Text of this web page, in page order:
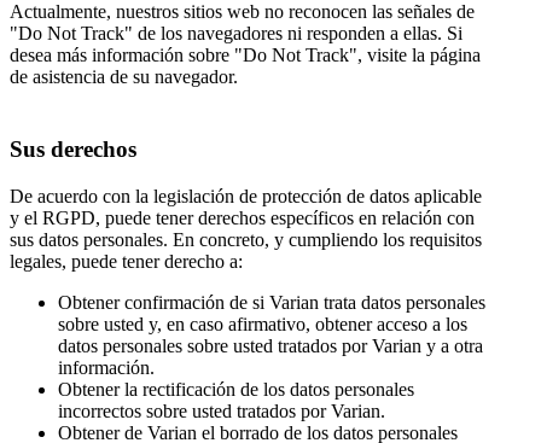
Actualmente, nuestros sitios web no reconocen las señales de
"Do Not Track" de los navegadores ni responden a ellas. Si
desea más información sobre "Do Not Track", visite la página
de asistencia de su navegador.
Sus derechos
De acuerdo con la legislación de protección de datos aplicable
y el RGPD, puede tener derechos específicos en relación con
sus datos personales. En concreto, y cumpliendo los requisitos
legales, puede tener derecho a:
Obtener confirmación de si Varian trata datos personales
sobre usted y, en caso afirmativo, obtener acceso a los
datos personales sobre usted tratados por Varian y a otra
información.
Obtener la rectificación de los datos personales
incorrectos sobre usted tratados por Varian.
Obtener de Varian el borrado de los datos personales